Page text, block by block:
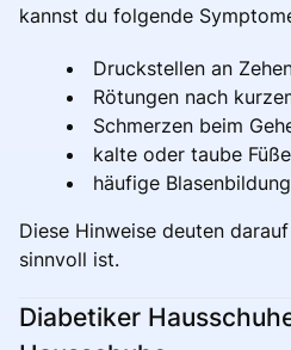
kannst du folgende
Druckstellen an
Rötungen nach
Schmerzen beim
kalte oder taube Füße
häufige Blasenbildung
Diese Hinweise deuten
sinnvoll ist.
Diabetiker